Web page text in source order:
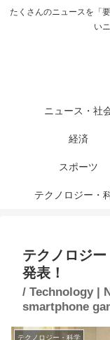
たくさんのニュースを「
い
ニュース・社
経済
スポーツ
テクノロジー・
テクノロジ
発表！
/ Technology |
smartphone
テクノロジー・科学